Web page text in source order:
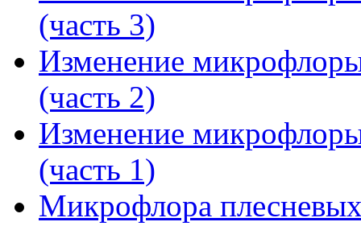
(часть 3)
Изменение
(часть 2)
Изменение
(часть 1)
Микрофлора